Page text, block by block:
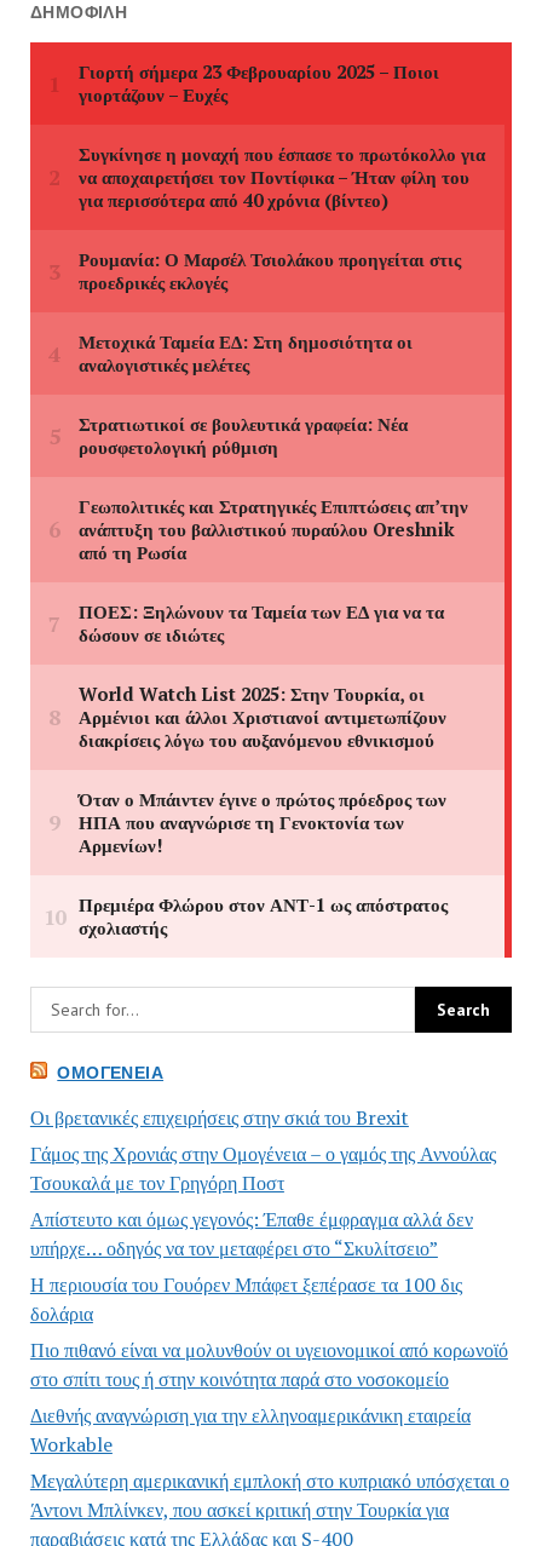
ΔΗΜΟΦΙΛΉ
ΟΜΟΓΈΝΕΙΑ
Οι βρετανικές επιχειρήσεις στην σκιά του Brexit
Γάμος της Χρονιάς στην Ομογένεια – ο γαμός της Αννούλας
Τσουκαλά με τον Γρηγόρη Ποστ
Απίστευτο και όμως γεγονός: Έπαθε έμφραγμα αλλά δεν
υπήρχε… οδηγός να τον μεταφέρει στο “Σκυλίτσειο”
Η περιουσία του Γουόρεν Μπάφετ ξεπέρασε τα 100 δις
δολάρια
Πιο πιθανό είναι να μολυνθούν οι υγειονομικοί από κορωνοϊό
στο σπίτι τους ή στην κοινότητα παρά στο νοσοκομείο
Διεθνής αναγνώριση για την ελληνοαμερικάνικη εταιρεία
Workable
Μεγαλύτερη αμερικανική εμπλοκή στο κυπριακό υπόσχεται ο
Άντονι Μπλίνκεν, που ασκεί κριτική στην Τουρκία για
παραβιάσεις κατά της Ελλάδας και S-400